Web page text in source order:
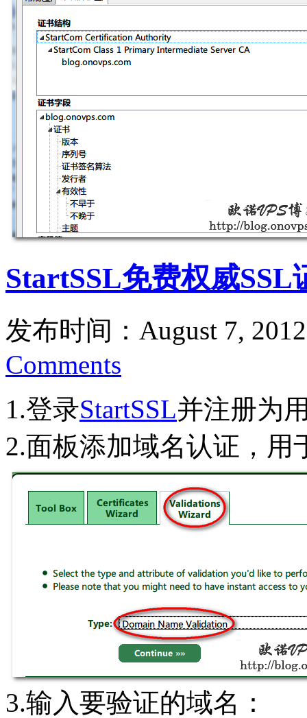
StartSSL免费权威SSL
发布时间：August 7,
Comments
1.登录StartSSL并注册为
2.面板添加域名认证，用
3.输入要验证的域名：